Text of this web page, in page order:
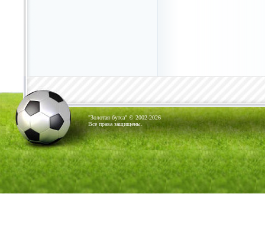
"Золотая бутса" © 2002-2026
Все права защищены.